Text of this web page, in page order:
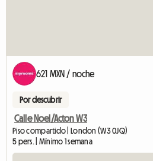
621 MXN / noche
Por descubrir
Calle Noel/Acton W3
Piso compartido | London (W3 0JQ)
5 pers. | Mínimo 1 semana